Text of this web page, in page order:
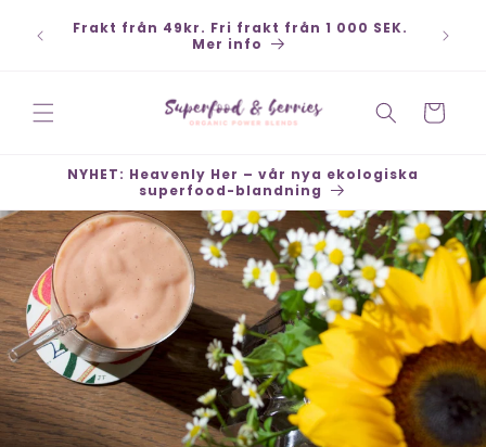
till
30
Frakt från 49kr. Fri frakt från 1 000 SEK.
Mer info
Varukorg
NYHET: Heavenly Her – vår nya ekologiska
superfood-blandning